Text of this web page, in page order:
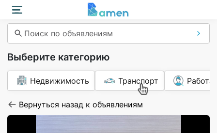
Поиск по объявлениям
Выберите категорию
Недвижимость Транспорт Работа
Вернуться назад к объявлениям